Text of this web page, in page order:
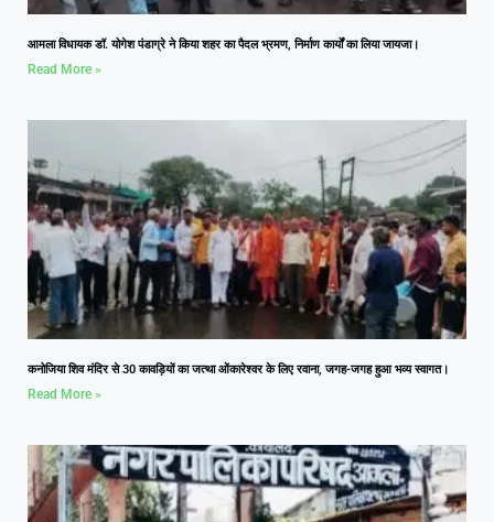
आमला विधायक डॉ. योगेश पंडाग्रे ने किया शहर का पैदल भ्रमण, निर्माण कार्यों का लिया जायजा।
Read More »
कनोजिया शिव मंदिर से 30 कावड़ियों का जत्था ओंकारेश्वर के लिए रवाना, जगह-जगह हुआ भव्य स्वागत।
Read More »